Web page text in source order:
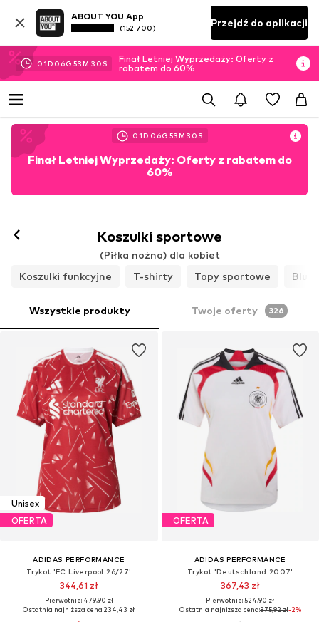
ABOUT YOU App
(152 700) Przejdź do aplikacji
01D 06G 53M 28 S
Finał Letniej Wyprzedaży: Oferty z
rabatem do 60%
01D 06G 53M 28 S
Finał Letniej Wyprzedaży: Oferty z rabatem do
60%
Koszulki sportowe
(Piłka nożna) dla kobiet
Koszulki funkcyjne
T-shirty Topy sportowe
Wszystkie produkty Twoje oferty 326
Unisex
OFERTA
ADIDAS PERFORMANCE
Trykot 'FC Liverpool 26/27'
344,61 zł
Pierwotnie: 479,90 zł
Ostatnia najniższa cena:234,43 zł
OFERTA
ADIDAS PERFORMANCE
Trykot 'Deutschland 2007'
367,43 zł
Pierwotnie: 524,90 zł
Ostatnia najniższa cena:375,92 zł-2%